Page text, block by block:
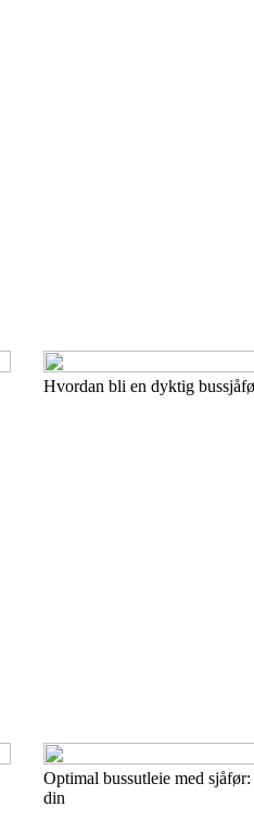
Hvordan bli en dyktig
Optimal bussutleie med
din